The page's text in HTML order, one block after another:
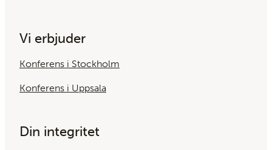
Vi erbjuder
Konferens i Stockholm
Konferens i Uppsala
Din integritet